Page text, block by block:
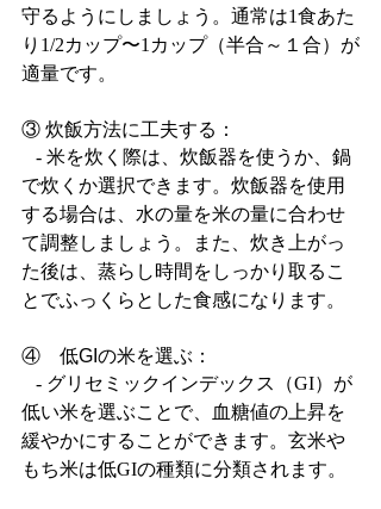
守るようにしましょう。通常は1食あた
り1/2カップ〜1カップ（半合～１合）が
適量です。
③ 炊飯方法に工夫する：
で炊くか選択できます。炊飯器を使用
する場合は、水の量を米の量に合わせ
て調整しましょう。また、炊き上がっ
た後は、蒸らし時間をしっかり取るこ
とでふっくらとした食感になります。
④　低GIの米を選ぶ：
低い米を選ぶことで、血糖値の上昇を
緩やかにすることができます。玄米や
もち米は低GIの種類に分類されます。